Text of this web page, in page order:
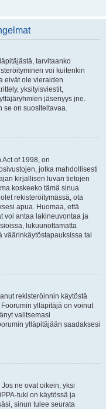
tarvitaanko
voi kuitenkin
eivät ole vieraiden
yksityisviestit,
jäsenyys jne.
se on suositeltavaa.
Act of 1998, on
jotka mahdollisesti
kirjallisen luvan tietojen
koskeeko tämä sinua
rekisteröitymässä, ota
apua. Huomaa, että
voi antaa lakineuvontaa ja
lukuunottamatta
väärinkäytöstapauksissa tai
rekisteröinnin käytöstä
ylläpitäjä on voinut
valitsemasi
ylläpitäjään saadaksesi
ne ovat oikein, yksi
tuki on käytössä ja
sinun tulee seurata